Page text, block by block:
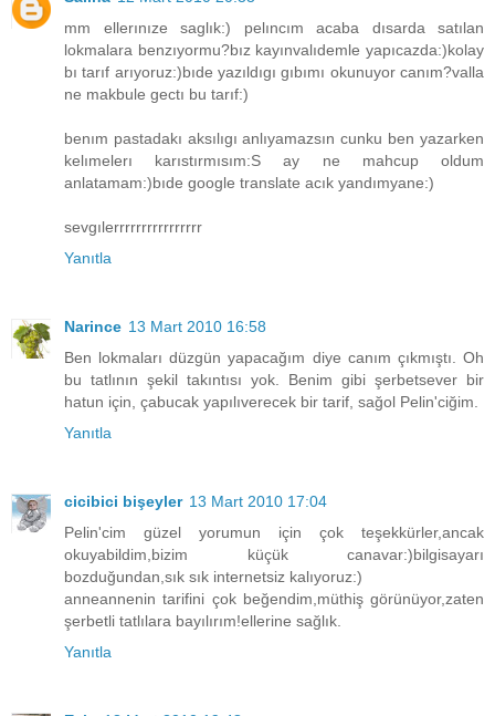
mm ellerınıze saglık:) pelıncım acaba dısarda satılan
lokmalara benzıyormu?bız kayınvalıdemle yapıcazda:)kolay
bı tarıf arıyoruz:)bıde yazıldıgı gıbımı okunuyor canım?valla
ne makbule gectı bu tarıf:)
benım pastadakı aksılıgı anlıyamazsın cunku ben yazarken
kelımelerı karıstırmısım:S ay ne mahcup oldum
anlatamam:)bıde google translate acık yandımyane:)
sevgılerrrrrrrrrrrrrrrr
Yanıtla
Narince 13 Mart 2010 16:58
Ben lokmaları düzgün yapacağım diye canım çıkmıştı. Oh
bu tatlının şekil takıntısı yok. Benim gibi şerbetsever bir
hatun için, çabucak yapılıverecek bir tarif, sağol Pelin'ciğim.
Yanıtla
cicibici bişeyler 13 Mart 2010 17:04
Pelin'cim güzel yorumun için çok teşekkürler,ancak
okuyabildim,bizim küçük canavar:)bilgisayarı
bozduğundan,sık sık internetsiz kalıyoruz:)
anneannenin tarifini çok beğendim,müthiş görünüyor,zaten
şerbetli tatlılara bayılırım!ellerine sağlık.
Yanıtla